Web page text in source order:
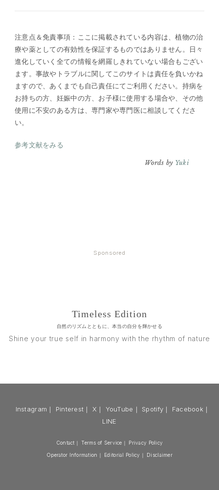
注意点＆免責事項：ここに掲載されている内容は、植物の治
療や薬としての有効性を保証するものではありません。日々
進化していく全ての情報を網羅しきれていない場合もござい
ます。事故やトラブルに関してこのサイトは責任を負いかね
ますので、あくまでも自己責任にてご利用ください。持病を
お持ちの方、妊娠中の方、お子様に使用する場合や、その他
使用に不安のある方は、専門家や専門医に相談してくださ
い。
参考文献をみる
Words by Yuki
Sponsored
Timeless Edition
自然のリズムとともに、本当の自分を輝かせる
Shine your true self in harmony with the rhythm of nature
Instagram ｜ Pinterest ｜ X ｜ YouTube ｜ Spotify ｜ Facebook ｜
LINE
Contact Terms of Service Privacy Policy
Operator Information Editorial Policy Disclaimer